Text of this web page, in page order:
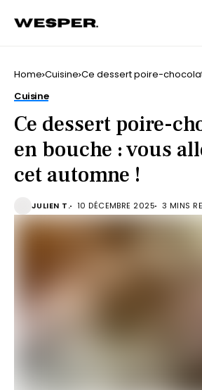
Home Cuisine Ce dessert poire-
Cuisine
Ce dessert poire-
en bouche : vous
cet automne !
JULIEN T. 10 DÉCEMBRE 2025 3 MINS